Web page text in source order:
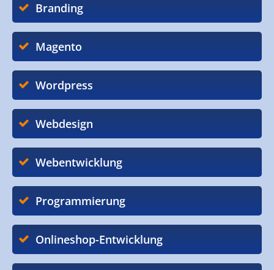
Branding
Magento
Wordpress
Webdesign
Webentwicklung
Programmierung
Onlineshop-Entwicklung